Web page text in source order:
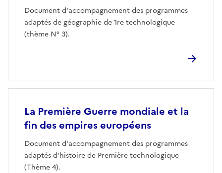
Document d'accompagnement des programmes
adaptés de géographie de 1re technologique
(thème N° 3).
La Première Guerre mondiale et la
fin des empires européens
Document d'accompagnement des programmes
adaptés d'histoire de Première technologique
(Thème 4).